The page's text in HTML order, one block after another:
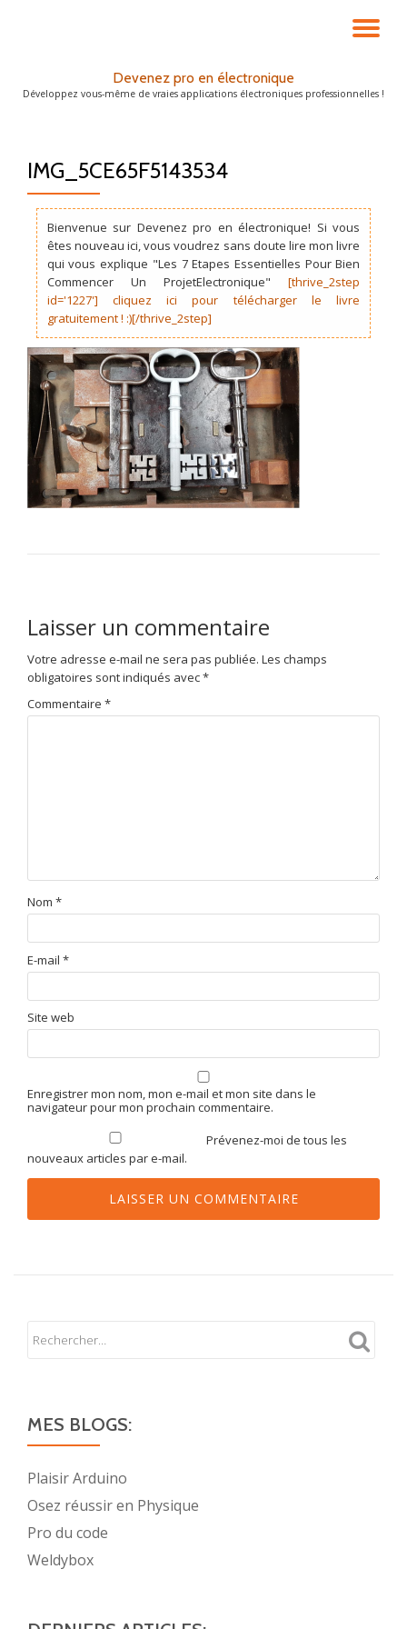
LA
Devenez pro en électronique
Développez vous-même de vraies applications électroniques professionnelles !
IMG_5CE65F5143534
Bienvenue sur Devenez pro en électronique! Si vous
êtes nouveau ici, vous voudrez sans doute lire mon livre
qui vous explique "Les 7 Etapes Essentielles Pour Bien
Commencer Un ProjetElectronique"[thrive_2step
id='1227'] cliquez ici pour télécharger le livre
gratuitement ! :)[/thrive_2step]
Laisser un commentaire
Votre adresse e-mail ne sera pas publiée. Les champs
obligatoires sont indiqués avec*
Commentaire *
Nom *
E-mail *
Site web
Enregistrer mon nom, mon e-mail et mon site dans le
navigateur pour mon prochain commentaire.
Prévenez-moi de tous les
nouveaux articles par e-mail.
MES BLOGS:
Plaisir Arduino
Osez réussir en Physique
Pro du code
Weldybox